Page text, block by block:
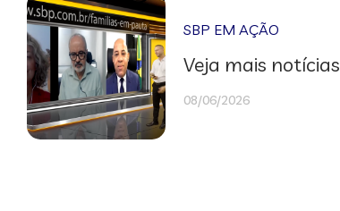
SBP EM AÇÃO
Veja mais notícias
08/06/2026